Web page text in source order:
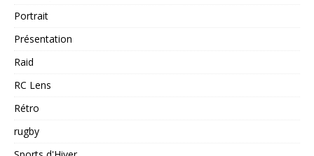
Portrait
Présentation
Raid
RC Lens
Rétro
rugby